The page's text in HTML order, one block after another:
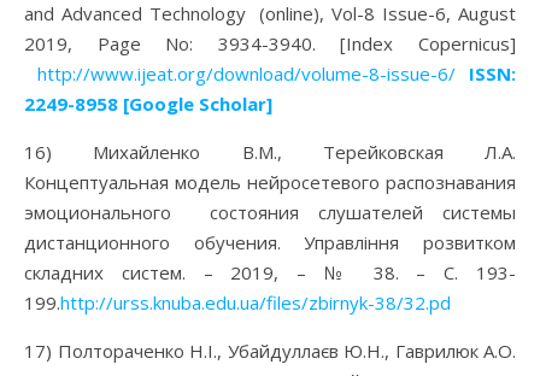
and Advanced Technology (online), Vol-8 Issue-6, August
2019, Page No: 3934-3940. [Index Copernicus]
http://www.ijeat.org/download/volume-8-issue-6/ ISSN:
2249-8958 [Google Scholar]
16) Михайленко В.М., Терейковская Л.А.
Концептуальная модель нейросетевого распознавания
эмоционального состояния слушателей системы
дистанционного обучения. Управління розвитком
складних систем. – 2019, – № 38. – С. 193-
199.http://urss.knuba.edu.ua/files/zbirnyk-38/32.pd
17) Полтораченко Н.І., Убайдуллаєв Ю.Н., Гаврилюк А.О.